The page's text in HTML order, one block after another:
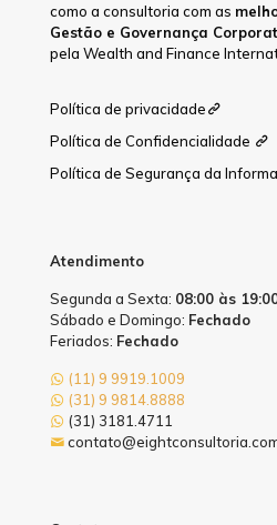
como a consultoria com as
Gestão e Governança
pela Wealth and Finance
Política de privacidade
Política de Confidencialidade
Política de Segurança da
Atendimento
Segunda a Sexta: 08:00 às
Sábado e Domingo: Fechado
Feriados: Fechado
(11) 9 9919.1009
(31) 9 9814.8888
(31) 3181.4711